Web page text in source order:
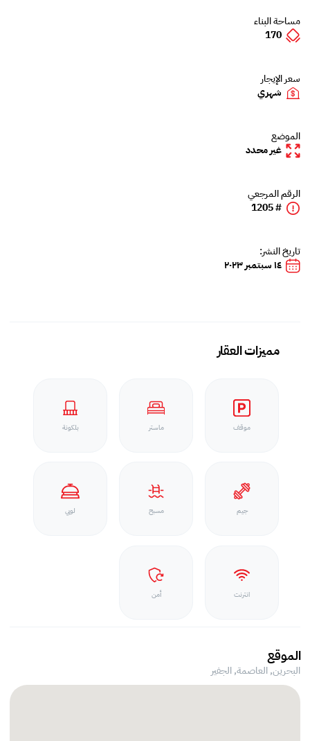
مساحة البناء
170
سعر الإيجار
شهري
الموضع
غير محدد
الرقم المرجعي
# 1205
تاريخ النشر:
١٤ سبتمبر ٢٠٢٣
مميزات العقار
موقف ماستر بلكونة
جيم مسبح لوبي
انترنت أمن
الموقع
البحرين, العاصمة,الجفير